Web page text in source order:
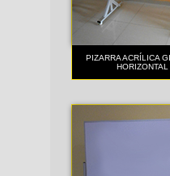
PIZARRA ACRÍLICA
HORIZONTAL